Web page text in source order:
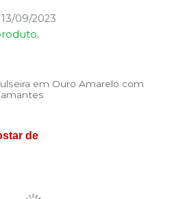
13/09/2023
em Ouro Amarelo com
de